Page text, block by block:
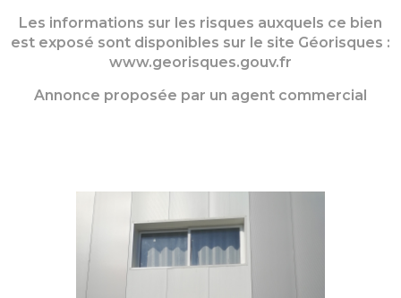
Les informations sur les risques auxquels ce bien
est exposé sont disponibles sur le site Géorisques :
www.georisques.gouv.fr
Annonce proposée par un agent commercial